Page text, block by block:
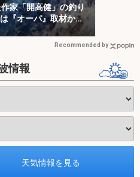
家「開高健」の釣り
『オーパ』取材から
Recommended by
情報